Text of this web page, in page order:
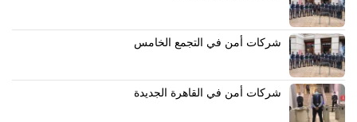
شركات أمن في التجمع الخامس
شركات أمن في القاهرة الجديدة